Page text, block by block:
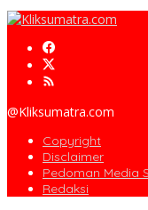
@Kliksumatra.com
Copyright
Disclaimer
Pedoman Media
Redaksi